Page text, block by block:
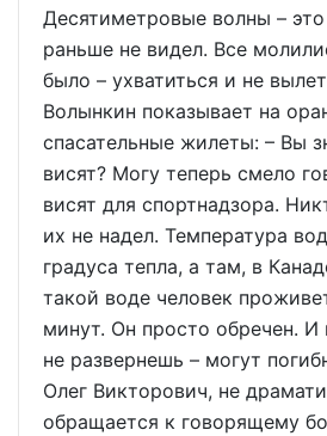
Десятиметровые волны – это
раньше не видел. Все
было – ухватиться и не
Волынкин показывает на
спасательные жилеты: – Вы
висят? Могу теперь смело
висят для спортнадзора.
их не надел. Температура
градуса тепла, а там, в
такой воде человек
минут. Он просто обречен.
не развернешь – могут
Олег Викторович, не
обращается к говорящему